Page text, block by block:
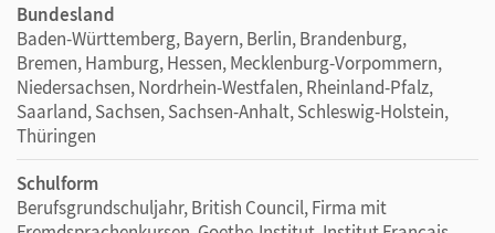
Bundesland
Baden-Württemberg, Bayern, Berlin, Brandenburg,
Bremen, Hamburg, Hessen, Mecklenburg-Vorpommern,
Niedersachsen, Nordrhein-Westfalen, Rheinland-Pfalz,
Saarland, Sachsen, Sachsen-Anhalt, Schleswig-Holstein,
Thüringen
Schulform
Berufsgrundschuljahr, British Council, Firma mit